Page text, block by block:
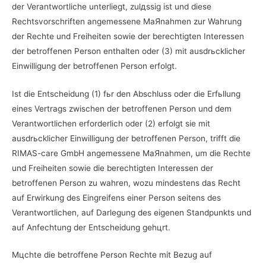
der Verantwortliche unterliegt, zulдssig ist und diese
Rechtsvorschriften angemessene MaЯnahmen zur Wahrung
der Rechte und Freiheiten sowie der berechtigten Interessen
der betroffenen Person enthalten oder (3) mit ausdrьcklicher
Einwilligung der betroffenen Person erfolgt.
Ist die Entscheidung (1) fьr den Abschluss oder die Erfьllung
eines Vertrags zwischen der betroffenen Person und dem
Verantwortlichen erforderlich oder (2) erfolgt sie mit
ausdrьcklicher Einwilligung der betroffenen Person, trifft die
RIMAS-care GmbH angemessene MaЯnahmen, um die Rechte
und Freiheiten sowie die berechtigten Interessen der
betroffenen Person zu wahren, wozu mindestens das Recht
auf Erwirkung des Eingreifens einer Person seitens des
Verantwortlichen, auf Darlegung des eigenen Standpunkts und
auf Anfechtung der Entscheidung gehцrt.
Mцchte die betroffene Person Rechte mit Bezug auf